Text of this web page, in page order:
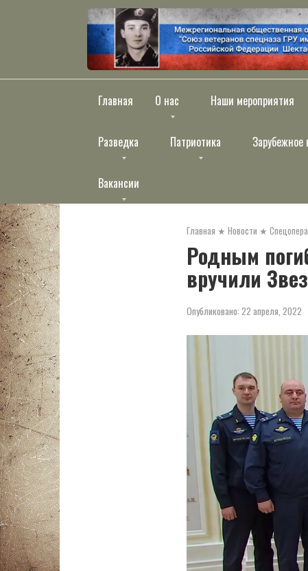
Главная О нас Наши мероприятия
Разведка Патриотика Зарубежное
Вакансии
Главная ★ Новости ★
Родным
вручили
Опубликовано: 22 апреля, 2022